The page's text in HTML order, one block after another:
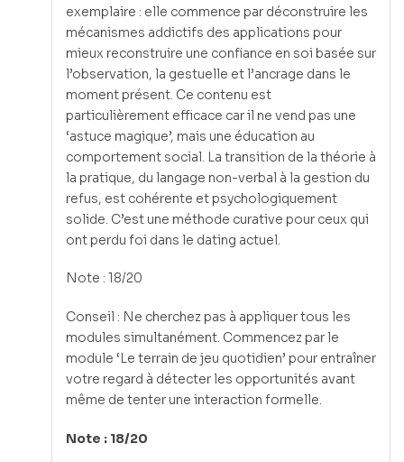
exemplaire : elle commence par déconstruire les
mécanismes addictifs des applications pour
mieux reconstruire une confiance en soi basée sur
l’observation, la gestuelle et l’ancrage dans le
moment présent. Ce contenu est
particulièrement efficace car il ne vend pas une
‘astuce magique’, mais une éducation au
comportement social. La transition de la théorie à
la pratique, du langage non-verbal à la gestion du
refus, est cohérente et psychologiquement
solide. C’est une méthode curative pour ceux qui
ont perdu foi dans le dating actuel.
Note : 18/20
Conseil : Ne cherchez pas à appliquer tous les
modules simultanément. Commencez par le
module ‘Le terrain de jeu quotidien’ pour entraîner
votre regard à détecter les opportunités avant
même de tenter une interaction formelle.
Note : 18/20